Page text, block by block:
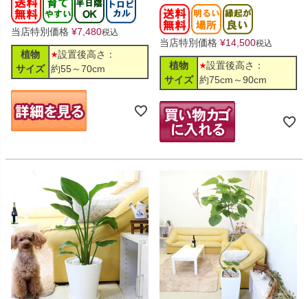
当店特別価格 ¥7,480税込
植物
サイズ
設置後高さ：
約55～70cm
当店特別価格 ¥14,500税込
植物
サイズ
設置後高さ：
約75cm～90cm